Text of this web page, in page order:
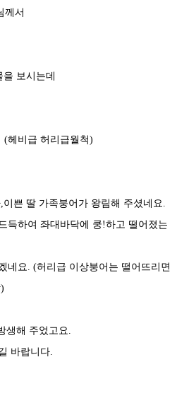
께서
을 보시는데
(헤비급 허리급월척)
쁜 딸 가족붕어가 왕림해 주셨네요.
득하여 좌대바닥에 쿵!하고 떨어졌는
네요. (허리급 이상붕어는 떨어뜨리면
생해 주었고요.
바랍니다.